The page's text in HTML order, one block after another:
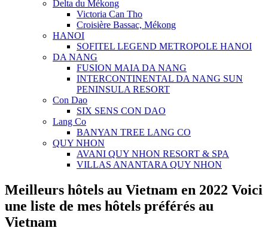
Delta du Mékong
Victoria Can Tho
Croisière Bassac, Mékong
HANOI
SOFITEL LEGEND METROPOLE HANOI
DA NANG
FUSION MAIA DA NANG
INTERCONTINENTAL DA NANG SUN
PENINSULA RESORT
Con Dao
SIX SENS CON DAO
Lang Co
BANYAN TREE LANG CO
QUY NHON
AVANI QUY NHON RESORT & SPA
VILLAS ANANTARA QUY NHON
Meilleurs hôtels au Vietnam en 2022 Voici
une liste de mes hôtels préférés au
Vietnam